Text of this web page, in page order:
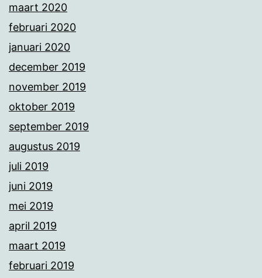
maart 2020
februari 2020
januari 2020
december 2019
november 2019
oktober 2019
september 2019
augustus 2019
juli 2019
juni 2019
mei 2019
april 2019
maart 2019
februari 2019